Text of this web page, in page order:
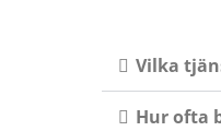
Vilka
Hur ofta